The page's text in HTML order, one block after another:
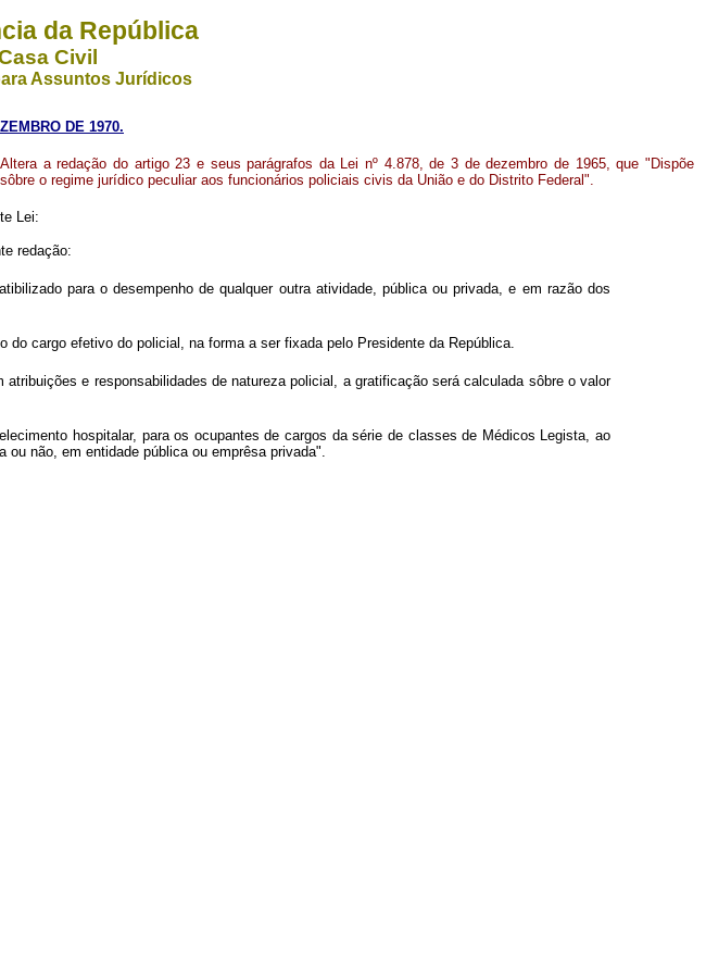
da República
Civil
Assuntos Jurídicos
DE 1970.
Altera a redação do artigo 23 e seus parágrafos da Lei nº 4.878, de 3 de dezembro de 1965, que "Dispõe
sôbre o regime jurídico peculiar aos funcionários policiais civis da União e do Distrito Federal".
Lei:
redação:
para o desempenho de qualquer outra atividade, pública ou privada, e em razão dos
cargo efetivo do policial, na forma a ser fixada pelo Presidente da República.
e responsabilidades de natureza policial, a gratificação será calculada sôbre o valor
hospitalar, para os ocupantes de cargos da série de classes de Médicos Legista, ao
ou não, em entidade pública ou emprêsa privada".